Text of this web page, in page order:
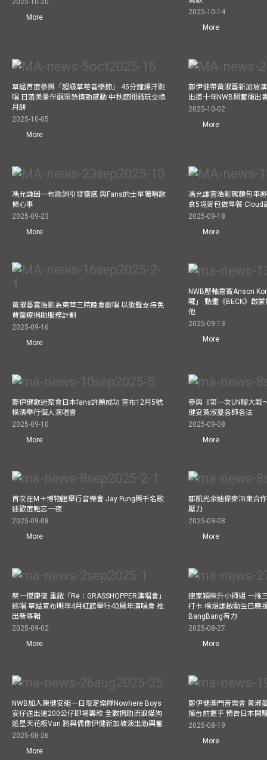
2025-10-20
More
2025-10-14
More
草蜢首度參與「超級草莓音樂節」 45分鐘爆汗跳
唱 日落美景伴觀眾熱情勁感動 中秋節開騷玩交換
月餅
2025-10-05
More
鄭伊健帶黃淑蔓新加坡
出道十年NWB興奮衝出
2025-10-02
More
馮允謙因一句歌詞引發靈感 與Fans的士單獨唱歌
傾心事
2025-09-23
More
馮允謙雲浩影駕麵包車
食5塊麥包做早餐 Cloud
2025-09-18
More
黃淑蔓雲浩影為東華三院晚會獻唱 以歌聲支持免
費醫療捐助服務計劃
2025-09-16
More
NWB壓軸嘉賓Anson
囉」 動畫《BECK》啟
他
2025-09-13
More
鄭伊健歌迷聚會日本fans許願成功 宣布12月5號
橫濱舉行個人演唱會
2025-09-10
More
參與《第一次UN腳大戰
健安黃淑蔓各師各法
2025-09-08
More
首次在M＋博物館舉行音樂會 Jay Fung與千名歌
迷歡度難忘一夜
2025-09-08
More
鄒凱光余迪偉麥沛東合
壓力
2025-09-08
More
蔡一傑康復 重啟「Re：GRASSHOPPER演唱會」
巡唱 草蜢宣布明年4月紅館舉行40周年演唱會 推
出新專輯
2025-09-02
More
連家穎榮升小師姐 一拖
打卡 楊煜謙啟動生日應
BangBang有力
2025-08-27
More
NWB加入陳健安組一日限定樂隊Nowhere Boys
安仔送出逾200公仔即場籌款 全數捐助流浪貓狗
追星天花板Van 將與偶像伊健新加坡演出勁興奮
2025-08-26
More
鄭伊健澳門音樂會 黃淑
擁台前握手 預告日本開
2025-08-19
More